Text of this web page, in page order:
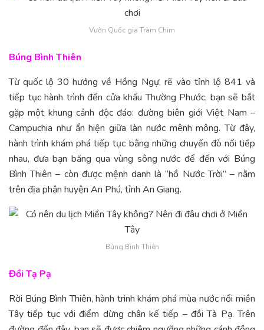
Vườn Quốc gia Tràm Chim
Búng Bình Thiên
Từ quốc lộ 30 hướng về Hồng Ngự, rẽ vào tỉnh lộ 841 và
tiếp tục hành trình đến cửa khẩu Thường Phước, bạn sẽ bắt
gặp một khung cảnh độc đáo: đường biên giới Việt Nam –
Campuchia như ẩn hiện giữa làn nước mênh mông. Từ đây,
hành trình khám phá tiếp tục bằng những chuyến đò nối tiếp
nhau, đưa bạn băng qua vùng sông nước để đến với Búng
Bình Thiên – còn được mệnh danh là “hồ Nước Trời” – nằm
trên địa phận huyện An Phú, tỉnh An Giang.
Búng Bình Thiên
Đồi Tạ Pạ
Rời Búng Bình Thiên, hành trình khám phá mùa nước nổi miền
Tây tiếp tục với điểm dừng chân kế tiếp – đồi Tà Pạ. Trên